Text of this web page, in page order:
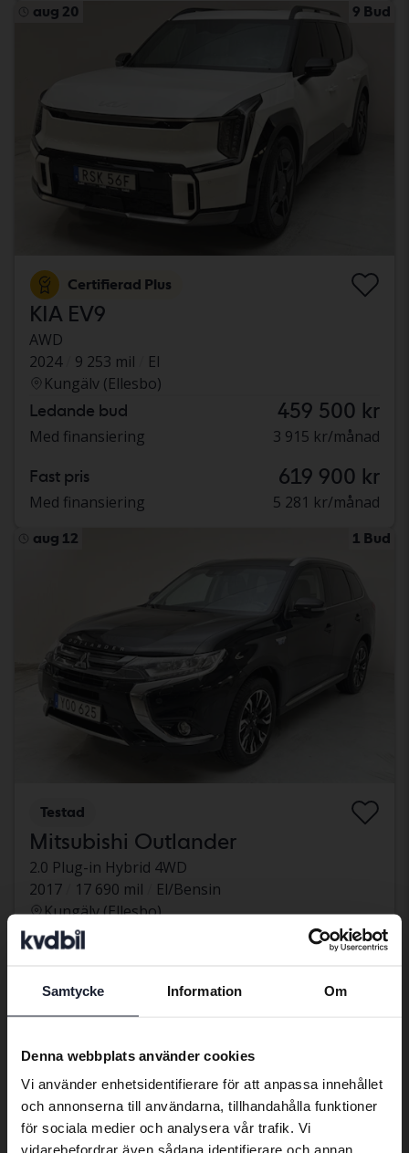
Samtycke Information Om
Denna webbplats använder cookies
Vi använder enhetsidentifierare för att anpassa innehållet
och annonserna till användarna, tillhandahålla funktioner
för sociala medier och analysera vår trafik. Vi
vidarebefordrar även sådana identifierare och annan
aug 20 9 Bud
Certifierad Plus
KIA EV9
AWD
2024
9 253 mil
El
Kungälv (Ellesbo)
Ledande bud 459 500 kr
Med finansiering 3 915 kr/månad
Fast pris 619 900 kr
Med finansiering 5 281 kr/månad
aug 12 1 Bud
Testad
Mitsubishi Outlander
2.0 Plug-in Hybrid 4WD
2017
17 690 mil
El/Bensin
Kungälv (Ellesbo)
Ledande bud 58 000 kr
tisdagPreferred language
We have detected that your browser
Swedish. To better service our friends
abroad we have an English language
site (kvdcars.com) that contains all the